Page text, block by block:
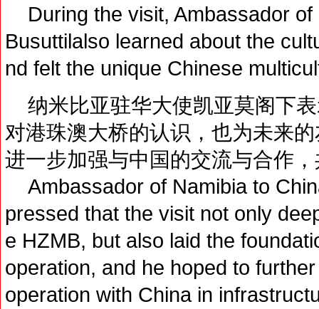
During the visit, Ambassador of
Busuttilalso learned about the
nd felt the unique Chinese
纳米比亚驻华大使凯亚莫阁下
对港珠澳大桥的认识，也为未来
进一步加强与中国的交流与合作
Ambassador of Namibia to
pressed that the visit not only
e HZMB, but also laid the
operation, and he hoped to
operation with China in